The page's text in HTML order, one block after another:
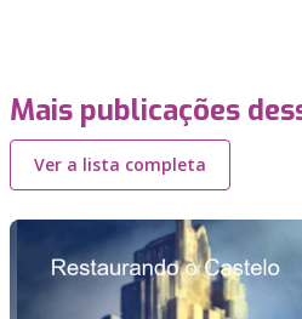
Mais publicações
Ver a lista completa